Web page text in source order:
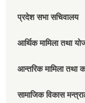
प्रदेश सभा सचिवालय
आर्थिक मामिला तथा
आन्तरिक मामिला तथा
सामाजिक विकास